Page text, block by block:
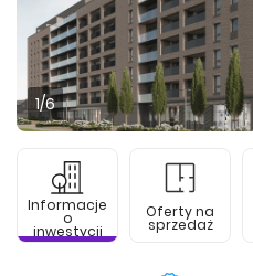
1/6
Informacje
o
inwestycji
Oferty na
sprzedaż